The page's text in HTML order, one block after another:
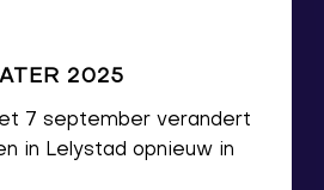
2025
7 september verandert
in Lelystad opnieuw in